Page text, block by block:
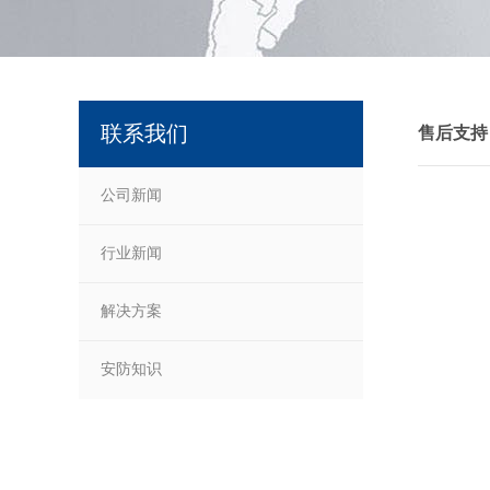
售后支持
联系我们
公司新闻
行业新闻
解决方案
安防知识